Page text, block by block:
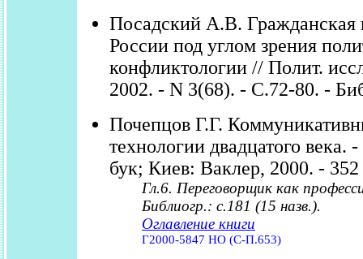
Посадский А.В. Гражданская
России под углом зрения
конфликтологии // Полит.
2002. - N 3(68). - С.72-80. -
Почепцов Г.Г.
технологии двадцатого
бук; Киев: Ваклер, 2000. - 352
Гл.6. Переговорщик как
Библиогр.: с.181 (15 назв.).
Оглавление книги
Г2000-5847 НО (С-П.653)